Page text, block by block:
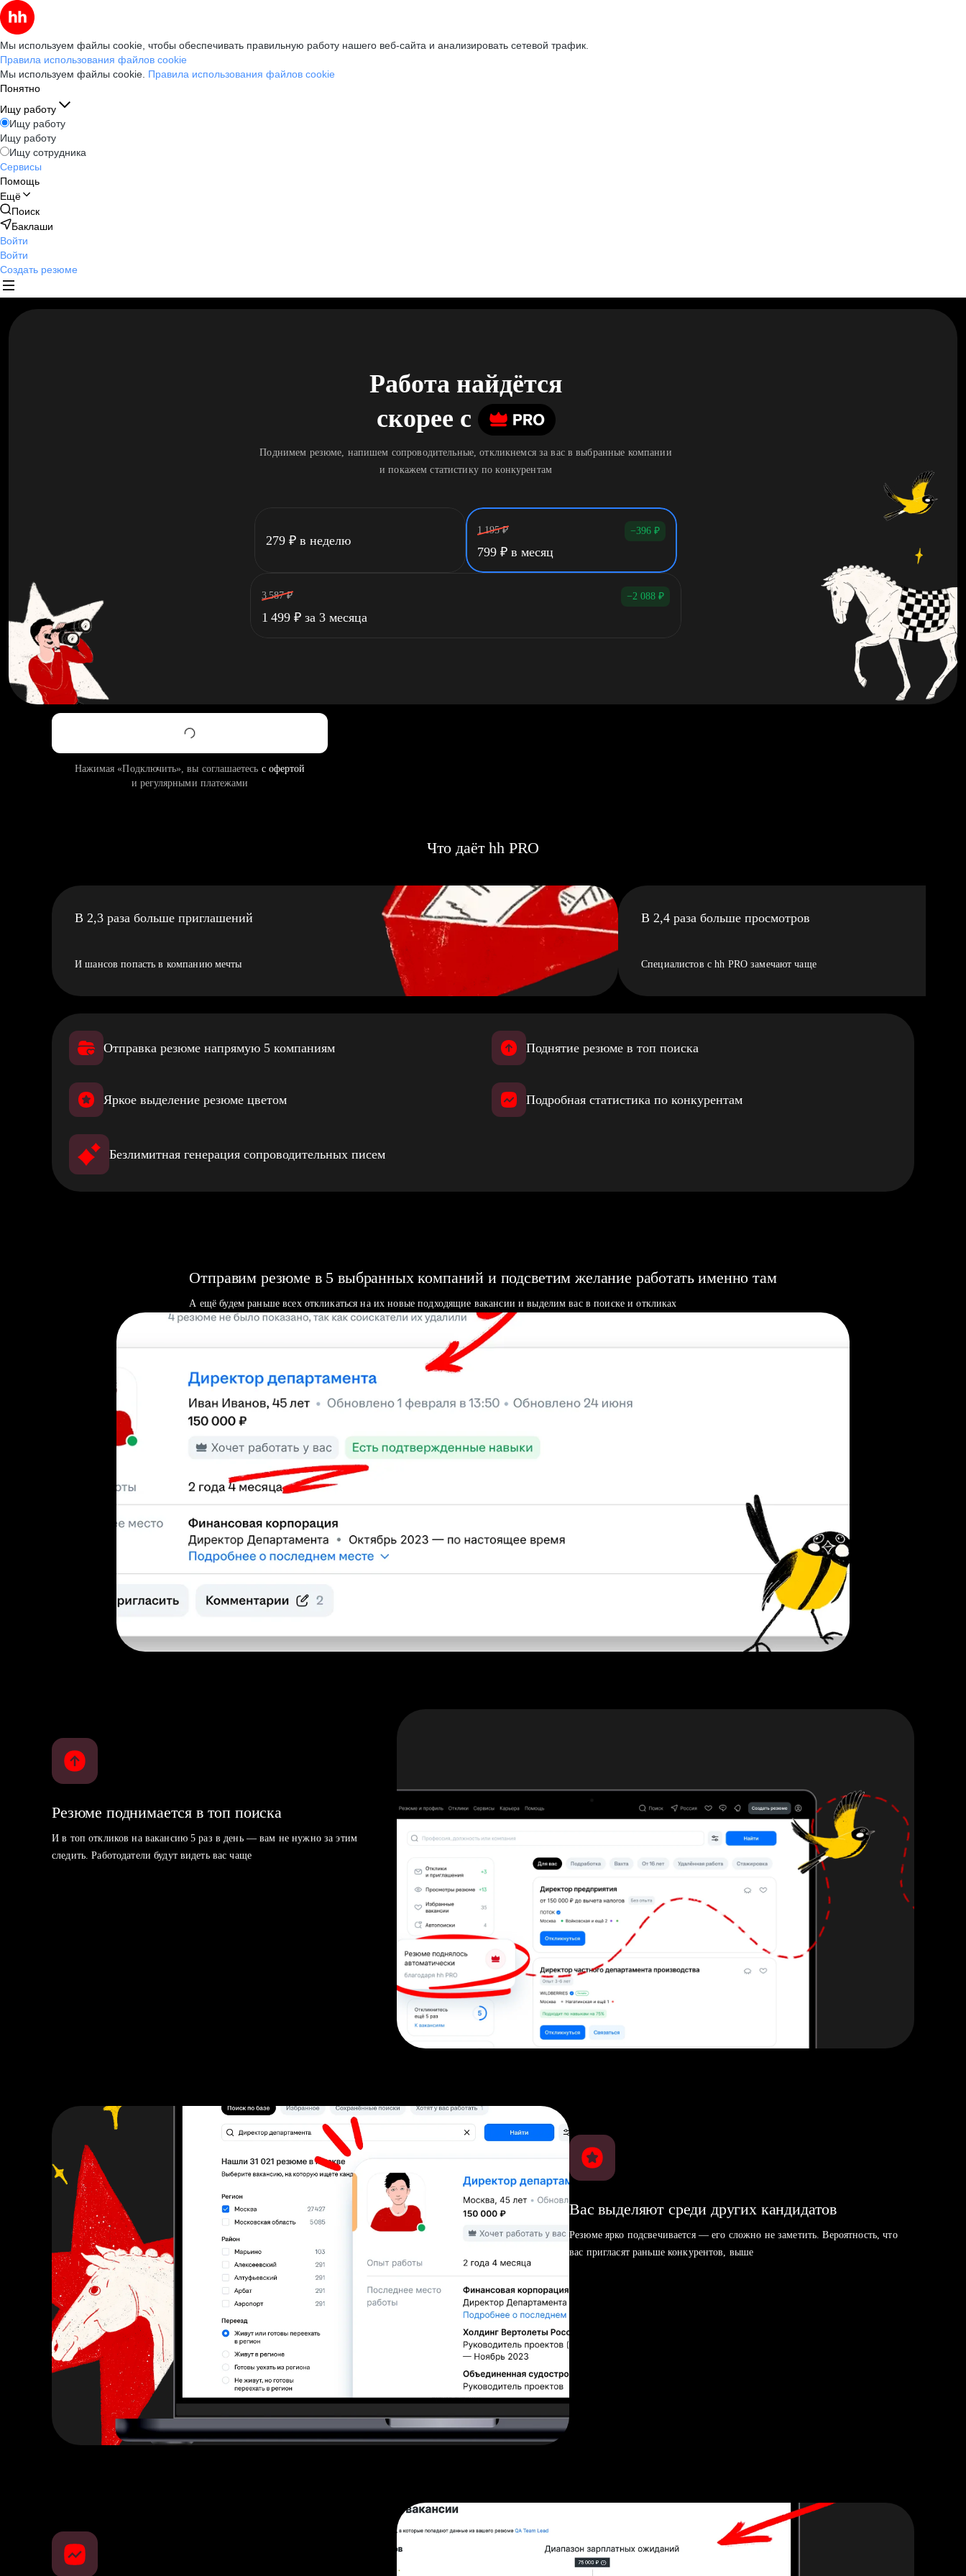
Мы используем файлы cookie, чтобы обеспечивать правильную работу нашего веб-сайта и анализировать сетевой трафик.
Правила использования файлов cookie
Мы используем файлы cookie. Правила использования файлов cookie
Понятно
Ищу работу
Ищу работу
Ищу работу
Ищу сотрудника
Сервисы
Помощь
Ещё
Поиск
Баклаши
Войти
Войти
Создать резюме
Работа найдётся
скорее c
Поднимем резюме, напишем сопроводительные, откликнемся за вас в выбранные компании
и покажем статистику по конкурентам
279 ₽ в неделю
1 195 ₽ −396 ₽
799 ₽ в месяц
3 587 ₽ −2 088 ₽
1 499 ₽ за 3 месяца
Нажимая «Подключить», вы соглашаетесь с офертой
и регулярными платежами
Что даёт hh PRO
В 2,3 раза больше приглашений
И шансов попасть в компанию мечты
В 2,4 раза больше просмотров
Специалистов с hh PRO замечают чаще
Отправка резюме напрямую 5 компаниям Поднятие резюме в топ поиска
Яркое выделение резюме цветом Подробная статистика по конкурентам
Безлимитная генерация сопроводительных писем
Отправим резюме в 5 выбранных компаний и подсветим желание работать именно там
А ещё будем раньше всех откликаться на их новые подходящие вакансии и выделим вас в поиске и откликах
Резюме поднимается в топ поиска
И в топ откликов на вакансию 5 раз в день — вам не нужно за этим
следить. Работодатели будут видеть вас чаще
Вас выделяют среди других кандидатов
Резюме ярко подсвечивается — его сложно не заметить. Вероятность, что
вас пригласят раньше конкурентов, выше